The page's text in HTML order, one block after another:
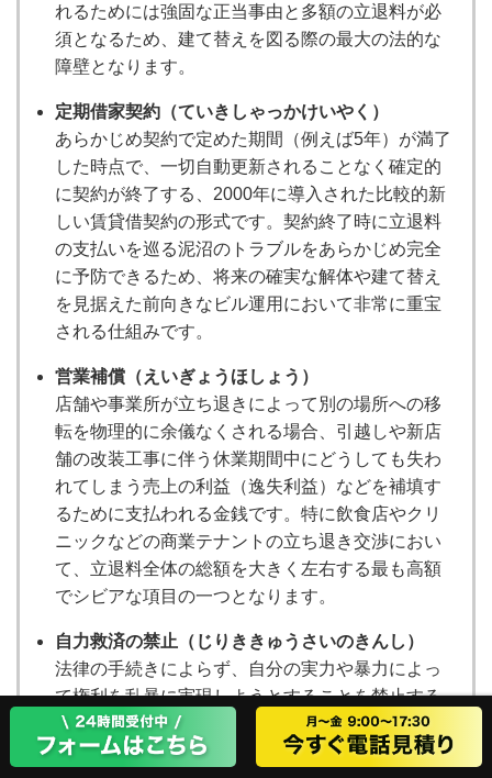
れるためには強固な正当事由と多額の立退料が必
須となるため、建て替えを図る際の最大の法的な
障壁となります。
定期借家契約（ていきしゃっかけいやく）
あらかじめ契約で定めた期間（例えば5年）が満了
した時点で、一切自動更新されることなく確定的
に契約が終了する、2000年に導入された比較的新
しい賃貸借契約の形式です。契約終了時に立退料
の支払いを巡る泥沼のトラブルをあらかじめ完全
に予防できるため、将来の確実な解体や建て替え
を見据えた前向きなビル運用において非常に重宝
される仕組みです。
営業補償（えいぎょうほしょう）
店舗や事業所が立ち退きによって別の場所への移
転を物理的に余儀なくされる場合、引越しや新店
舗の改装工事に伴う休業期間中にどうしても失わ
れてしまう売上の利益（逸失利益）などを補填す
るために支払われる金銭です。特に飲食店やクリ
ニックなどの商業テナントの立ち退き交渉におい
て、立退料全体の総額を大きく左右する最も高額
でシビアな項目の一つとなります。
自力救済の禁止（じりききゅうさいのきんし）
法律の手続きによらず、自分の実力や暴力によっ
て権利を乱暴に実現しようとすることを禁止する
近代法の基本原則です。例えば、家賃を払わない
からといってオーナーが勝手にテナントの荷物を